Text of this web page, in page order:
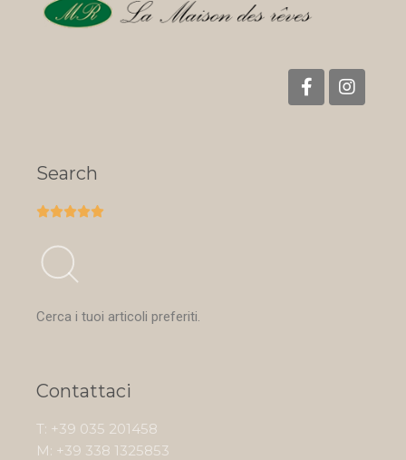
Search

Cerca i tuoi articoli preferiti.
Contattaci
T: +39 035 201458
M: +39 338 1325853